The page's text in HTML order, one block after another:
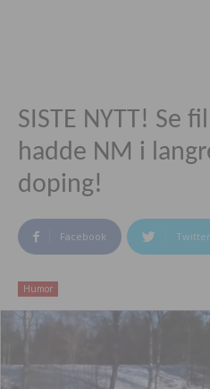
SISTE NYTT! Se
hadde NM i
doping!
Facebook Twitter
Humor